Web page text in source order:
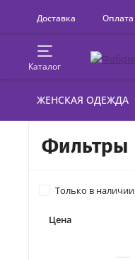
Доставка Оплата
Каталог
ЖЕНСКАЯ ОДЕЖДА
Фильтры
Только в наличии
Цена